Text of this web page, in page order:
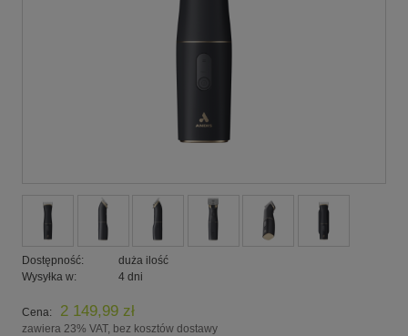
Dostępność:
duża ilość
Wysyłka w:
4 dni
Cena: 2 149,99 zł
zawiera 23% VAT, bez kosztów dostawy